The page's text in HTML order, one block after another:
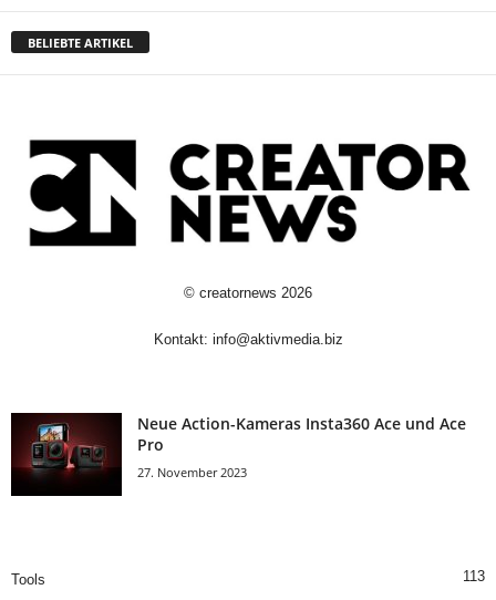
BELIEBTE ARTIKEL
© creatornews 2026
Kontakt: info@aktivmedia.biz
Neue Action-Kameras Insta360 Ace und Ace
Pro
27. November 2023
Tools 113